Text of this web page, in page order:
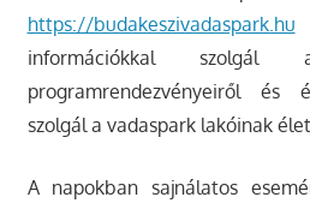
https://budakeszivadaspark.hu
információkkal
programrendezvényeiről és
szolgál a vadaspark lakóinak
A napokban sajnálatos